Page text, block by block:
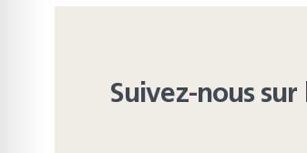
Suivez-nous sur